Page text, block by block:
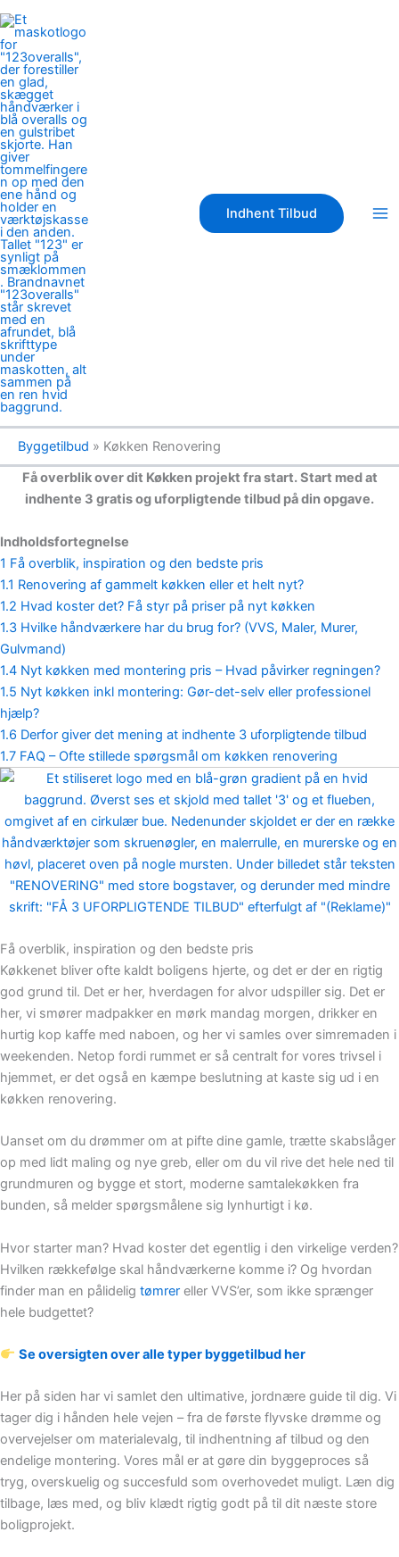
Gå
til
indholdet
Indhent Tilbud
Byggetilbud » Køkken Renovering
Få overblik over dit Køkken projekt fra start. Start med at
indhente 3 gratis og uforpligtende tilbud på din opgave.
Indholdsfortegnelse
1 Få overblik, inspiration og den bedste pris
1.1 Renovering af gammelt køkken eller et helt nyt?
1.2 Hvad koster det? Få styr på priser på nyt køkken
1.3 Hvilke håndværkere har du brug for? (VVS, Maler, Murer,
Gulvmand)
1.4 Nyt køkken med montering pris – Hvad påvirker regningen?
1.5 Nyt køkken inkl montering: Gør-det-selv eller professionel
hjælp?
1.6 Derfor giver det mening at indhente 3 uforpligtende tilbud
1.7 FAQ – Ofte stillede spørgsmål om køkken renovering
Få overblik, inspiration og den bedste pris
Køkkenet bliver ofte kaldt boligens hjerte, og det er der en rigtig
god grund til. Det er her, hverdagen for alvor udspiller sig. Det er
her, vi smører madpakker en mørk mandag morgen, drikker en
hurtig kop kaffe med naboen, og her vi samles over simremaden i
weekenden. Netop fordi rummet er så centralt for vores trivsel i
hjemmet, er det også en kæmpe beslutning at kaste sig ud i en
køkken renovering.
Uanset om du drømmer om at pifte dine gamle, trætte skabslåger
op med lidt maling og nye greb, eller om du vil rive det hele ned til
grundmuren og bygge et stort, moderne samtalekøkken fra
bunden, så melder spørgsmålene sig lynhurtigt i kø.
Hvor starter man? Hvad koster det egentlig i den virkelige verden?
Hvilken rækkefølge skal håndværkerne komme i? Og hvordan
finder man en pålidelig tømrer eller VVS’er, som ikke sprænger
hele budgettet?
Se oversigten over alle typer byggetilbud her
Her på siden har vi samlet den ultimative, jordnære guide til dig. Vi
tager dig i hånden hele vejen – fra de første flyvske drømme og
overvejelser om materialevalg, til indhentning af tilbud og den
endelige montering. Vores mål er at gøre din byggeproces så
tryg, overskuelig og succesfuld som overhovedet muligt. Læn dig
tilbage, læs med, og bliv klædt rigtig godt på til dit næste store
boligprojekt.